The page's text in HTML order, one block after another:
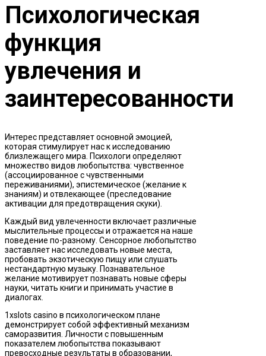
Психологическая
функция
увлечения и
заинтересованности
Интерес представляет основной эмоцией,
которая стимулирует нас к исследованию
близлежащего мира. Психологи определяют
множество видов любопытства: чувственное
(ассоциированное с чувственными
переживаниями), эпистемическое (желание к
знаниям) и отвлекающее (преследование
активации для предотвращения скуки).
Каждый вид увлеченности включает различные
мыслительные процессы и отражается на наше
поведение по-разному. Сенсорное любопытство
заставляет нас исследовать новые места,
пробовать экзотическую пищу или слушать
нестандартную музыку. Познавательное
желание мотивирует познавать новые сферы
науки, читать книги и принимать участие в
диалогах.
1xslots casino в психологическом плане
демонстрирует собой эффективный механизм
саморазвития. Личности с повышенным
показателем любопытства показывают
превосходные результаты в образовании,